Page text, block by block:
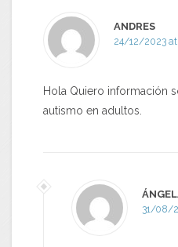
ANDRES
24/12/2023 at
Hola Quiero información
autismo en adultos.
31/08/